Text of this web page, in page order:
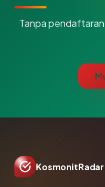
Tanpa
KosmonitRadar